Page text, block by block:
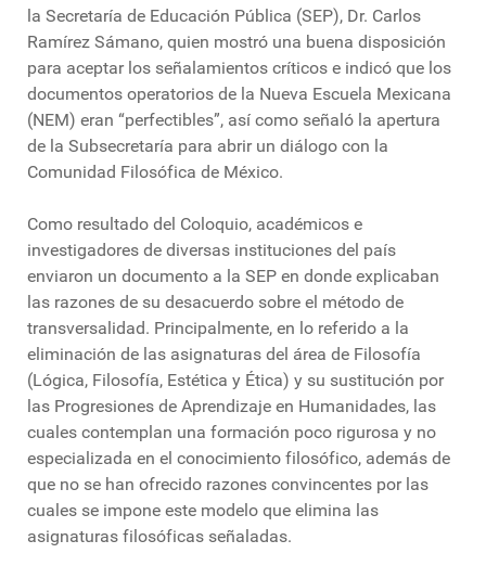
la Secretaría de Educación Pública (SEP), Dr. Carlos
Ramírez Sámano, quien mostró una buena disposición
para aceptar los señalamientos críticos e indicó que los
documentos operatorios de la Nueva Escuela Mexicana
(NEM) eran “perfectibles”, así como señaló la apertura
de la Subsecretaría para abrir un diálogo con la
Comunidad Filosófica de México.
Como resultado del Coloquio, académicos e
investigadores de diversas instituciones del país
enviaron un documento a la SEP en donde explicaban
las razones de su desacuerdo sobre el método de
transversalidad. Principalmente, en lo referido a la
eliminación de las asignaturas del área de Filosofía
(Lógica, Filosofía, Estética y Ética) y su sustitución por
las Progresiones de Aprendizaje en Humanidades, las
cuales contemplan una formación poco rigurosa y no
especializada en el conocimiento filosófico, además de
que no se han ofrecido razones convincentes por las
cuales se impone este modelo que elimina las
asignaturas filosóficas señaladas.